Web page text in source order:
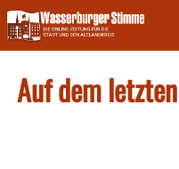
Skip
to
content
Auf dem